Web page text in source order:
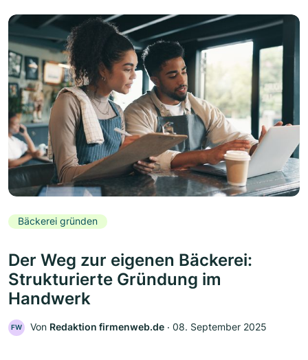
Bäckerei gründen
Der Weg zur eigenen Bäckerei:
Strukturierte Gründung im
Handwerk
FW Von Redaktion firmenweb.de ‧ 08. September 2025